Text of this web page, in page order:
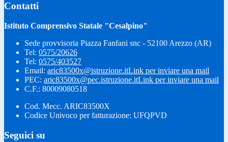
Contatti
Istituto Comprensivo Statale "Cesalpino"
Sede provvisoria Piazza Fanfani snc - 52100 Arezzo (AR)
Tel: 0575/20626
Tel: 0575/403527
Email: aric83500x@istruzione.itLink per inviare una mail
PEC: aric83500x@pec.istruzione.itLink per inviare una mail
C.F.: 80009080518
Cod. Mecc. ARIC83500X
Codice Univoco per fatturazione: UFQPVD
Seguici su